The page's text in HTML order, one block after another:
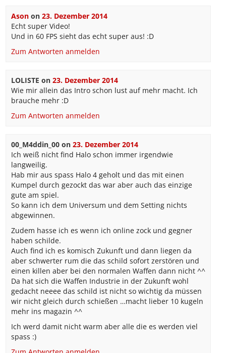
Asonon 23. Dezember 2014
Echt super Video!
Und in 60 FPS sieht das echt super aus! :D
Zum Antworten anmelden
LOLISTE on 23. Dezember 2014
Wie mir allein das Intro schon lust auf mehr macht. Ich
brauche mehr :D
Zum Antworten anmelden
00_M4ddin_00on 23. Dezember 2014
Ich weiß nicht find Halo schon immer irgendwie
langweilig.
Hab mir aus spass Halo 4 geholt und das mit einen
Kumpel durch gezockt das war aber auch das einzige
gute am spiel.
So kann ich dem Universum und dem Setting nichts
abgewinnen.
Zudem hasse ich es wenn ich online zock und gegner
haben schilde.
Auch find ich es komisch Zukunft und dann liegen da
aber schwerter rum die das schild sofort zerstören und
einen killen aber bei den normalen Waffen dann nicht ^^
Da hat sich die Waffen Industrie in der Zukunft wohl
gedacht neeee das schild ist nicht so wichtig da müssen
wir nicht gleich durch schießen …macht lieber 10 kugeln
mehr ins magazin ^^
Ich werd damit nicht warm aber alle die es werden viel
spass :)